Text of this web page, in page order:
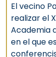
El vecino
realizar el
Academia
en el que